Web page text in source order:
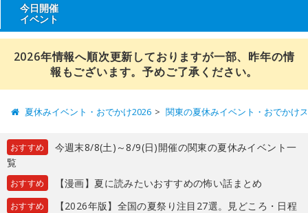
今日開催
イベント
2026年情報へ順次更新しておりますが一部、昨年の情
報もございます。予めご了承ください。
夏休みイベント・おでかけ2026 関東の夏休みイベント・おでかけ
おすすめ
今週末8/8(土)～8/9(日)開催の関東の夏休みイベント一
覧
おすすめ 【漫画】夏に読みたいおすすめの怖い話まとめ
おすすめ
【2026年版】全国の夏祭り注目27選。見どころ・日程